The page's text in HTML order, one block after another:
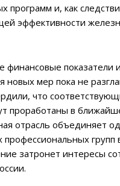
программ и, как
эффективности
финансовые показатели
новых мер пока не
что
проработаны в
отрасль объединяет
групп
затронет интересы